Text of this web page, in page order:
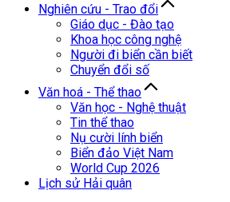
Nghiên cứu - Trao đổi
Giáo dục - Đào tạo
Khoa học công nghệ
Người đi biển cần biết
Chuyển đổi số
Văn hoá - Thể thao
Văn học - Nghệ thuật
Tin thể thao
Nụ cười lính biển
Biển đảo Việt Nam
World Cup 2026
Lịch sử Hải quân